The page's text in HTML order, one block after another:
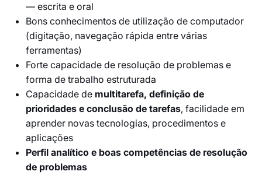
— escrita e oral
Bons conhecimentos de utilização de computador
(digitação, navegação rápida entre várias
ferramentas)
Forte capacidade de resolução de problemas e
forma de trabalho estruturada
Capacidade de multitarefa, definição de
prioridades e conclusão de tarefas, facilidade em
aprender novas tecnologias, procedimentos e
aplicações
Perfil analítico e boas competências de resolução
de problemas